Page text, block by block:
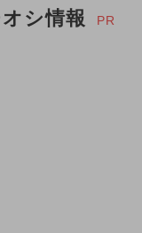
シ情報 PR